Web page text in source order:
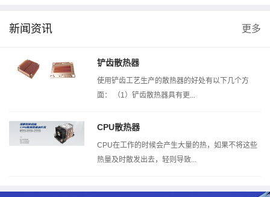
新闻资讯 更多
铲齿散热器
使用铲齿工艺生产的散热器的好处有以下几个方
面： （1）铲齿散热器具有更...
CPU散热器
CPU在工作的时候会产生大量的热，如果不将这些
热量及时散发出去，轻则导致...